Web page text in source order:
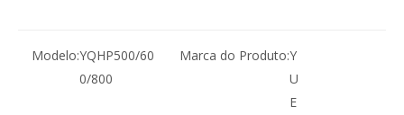
Modelo:YQHP500/60
0/800
Marca do Produto:Y
U
E